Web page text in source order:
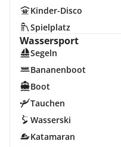
Kinder-Disco
Spielplatz
Wassersport
Segeln
Bananenboot
Boot
Tauchen
Wasserski
Katamaran